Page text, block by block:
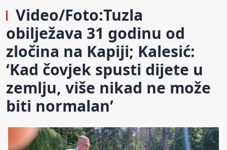
Video/Foto:Tuzla
obilježava 31 godinu od
zločina na Kapiji; Kalesić:
‘Kad čovjek spusti dijete u
zemlju, više nikad ne može
biti normalan’